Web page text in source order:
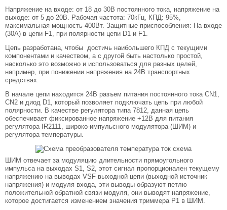
Напряжение на входе: от 18 до 30В постоянного тока, напряжение на
выходе: от 5 до 20В. Рабочая частота: 70кГц, КПД: 95%,
максимальная мощность 400Вт. Защитные приспособления: На входе
(30А) в цепи F1, при полярности цепи D1 и F1.
Цепь разработана, чтобы достичь наибольшего КПД с текущими
компонентами и качеством, а с другой быть настолько простой,
насколько это возможно и использоваться для разных целей,
например, при понижении напряжения на 24В транспортных
средствах.
В начале цепи находится 24В разъем питания постоянного тока CN1,
CN2 и диод D1, который позволяет подключать цепь при любой
полярности. В качестве регулятора типа 7812, данная цепь
обеспечивает фиксированное напряжение +12В для питания
регулятора IR2111, широко-импульсного модулятора (ШИМ) и
регулятора температуры.
ШИМ отвечает за модуляцию длительности прямоугольного
импульса на выходах S1, S2, этот сигнал пропорционален текущему
напряжению на выводах VSF выходной цепи (выходной источник
напряжения) и модуля входа, эти выводы образуют петлю
положительной обратной связи модуля, они выводят напряжение,
которое достигается изменением значения триммера P1 в ШИМ.